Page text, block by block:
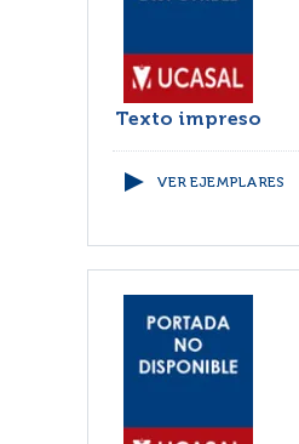
Texto impreso
VER EJEMPLARES